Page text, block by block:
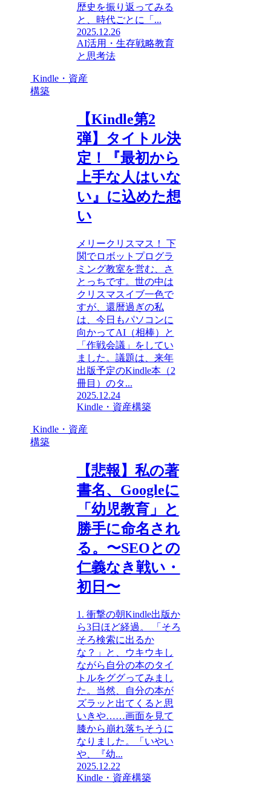
歴史を振り返ってみる
と、時代ごとに「...
2025.12.26
AI活用・生存戦略教育
と思考法
Kindle・資産
構築
【Kindle第2
弾】タイトル決
定！『最初から
上手な人はいな
い』に込めた想
い
メリークリスマス！ 下
関でロボットプログラ
ミング教室を営む、さ
とっちです。世の中は
クリスマスイブ一色で
すが、還暦過ぎの私
は、今日もパソコンに
向かってAI（相棒）と
「作戦会議」をしてい
ました。議題は、来年
出版予定のKindle本（2
冊目）のタ...
2025.12.24
Kindle・資産構築
Kindle・資産
構築
【悲報】私の著
書名、Googleに
「幼児教育」と
勝手に命名され
る。〜SEOとの
仁義なき戦い・
初日〜
1. 衝撃の朝Kindle出版か
ら3日ほど経過。 「そろ
そろ検索に出るか
な？」と、ウキウキし
ながら自分の本のタイ
トルをググってみまし
た。当然、自分の本が
ズラッと出てくると思
いきや……画面を見て
膝から崩れ落ちそうに
なりました。「いやい
や、『幼...
2025.12.22
Kindle・資産構築